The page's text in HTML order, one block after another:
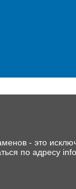
- это
по адресу